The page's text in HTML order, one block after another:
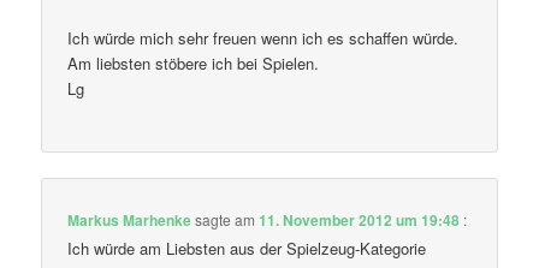
Ich würde mich sehr freuen wenn ich es schaffen würde.
Am liebsten stöbere ich bei Spielen.
Lg
Markus Marhenkesagte am11. November 2012 um 19:48 :
Ich würde am Liebsten aus der Spielzeug-Kategorie